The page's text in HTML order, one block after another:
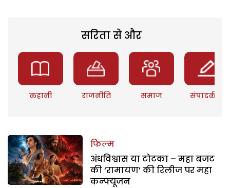
सरिता से और
कहानी राजनीति समाज संपादकीय
फिल्म
अंधविश्वास या टोटका – महा बजट
की ‘रामायण’ की रिलीज पर महा
कन्फ्यूजन